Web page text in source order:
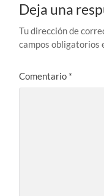
Deja una
Tu dirección de
campos obligatorios
Comentario *